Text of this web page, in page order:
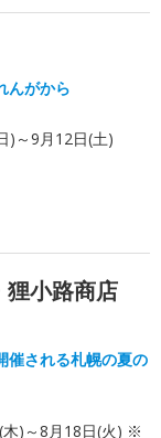
んがから
)～9月12日(土)
狸小路商店
催される札幌の夏の
)～8月18日(火) ※